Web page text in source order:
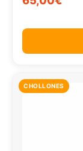
CHOLLONES